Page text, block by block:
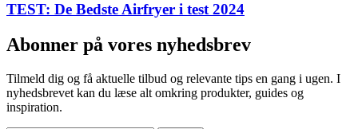
TEST: De Bedste Airfryer i test 2024
Abonner på vores nyhedsbrev
Tilmeld dig og få aktuelle tilbud og relevante tips en gang i ugen. I
nyhedsbrevet kan du læse alt omkring produkter, guides og
inspiration.